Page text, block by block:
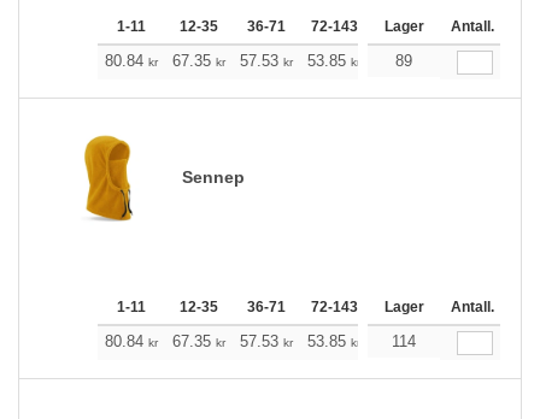
1-11 12-35 36-71 72-143 144-287 288 +
Lager Antall.
80.84 kr 67.35 kr 57.53 kr 53.85 kr 51.18
89
Sennep
1-11 12-35 36-71 72-143 144-287 288 +
Lager Antall.
80.84 kr 67.35 kr 57.53 kr 53.85 kr 51.18
114